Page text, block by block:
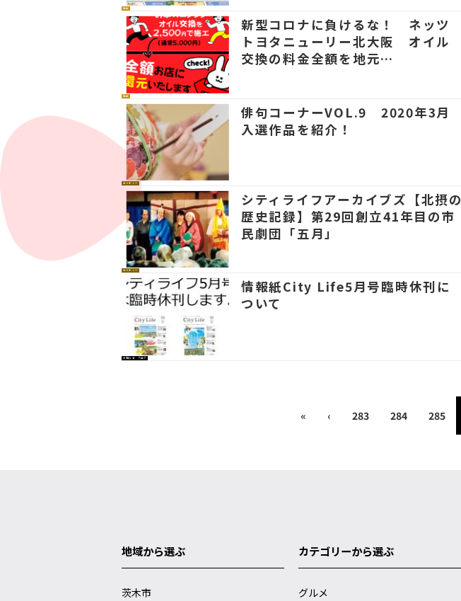
社会
社会
新型コロナに負けるな！ ネッツ
トヨタニューリー北大阪 オイル
交換の料金全額を地元…
カルチャー
俳句コーナーVOL.9 2020年3月
入選作品を紹介！
カルチャー
シティライフアーカイブズ【北摂の
歴史記録】第29回創立41年目の市
民劇団「五月」
お知らせ ブログ
情報紙City Life5月号臨時休刊に
ついて
« ‹ 283 284 285
地域から選ぶ
茨木市
カテゴリーから選ぶ
グルメ